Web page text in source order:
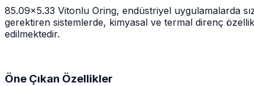
85.09x5.33 Vitonlu Oring, endüstriyel uygulamalarda
gerektiren sistemlerde, kimyasal ve termal direnç
edilmektedir.
Öne Çıkan Özellikler